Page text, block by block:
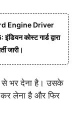
Engine Driver
कोस्ट गार्ड द्वारा
जारी।
से भर देना है। उसके
कर लेना है और फिर